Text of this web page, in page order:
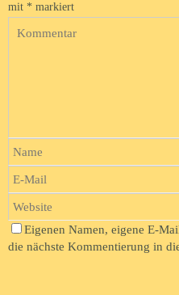
mit * markiert
Eigenen Namen, eigene E-
die nächste Kommentierung in